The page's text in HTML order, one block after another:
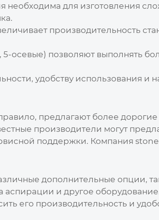
необходима для изготовления
производительность
осевые) позволяют выполнять
удобству использования и
предлагают более
производители могут
поддержки. Компания
дополнительные опции,
аспирации и другое
его производительность и